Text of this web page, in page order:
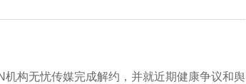
构无忧传媒完成解约，并就近期健康争议和舆